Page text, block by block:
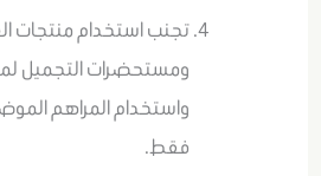
تجنب استخدام منتجات
واستخدام المراهم
فقط.